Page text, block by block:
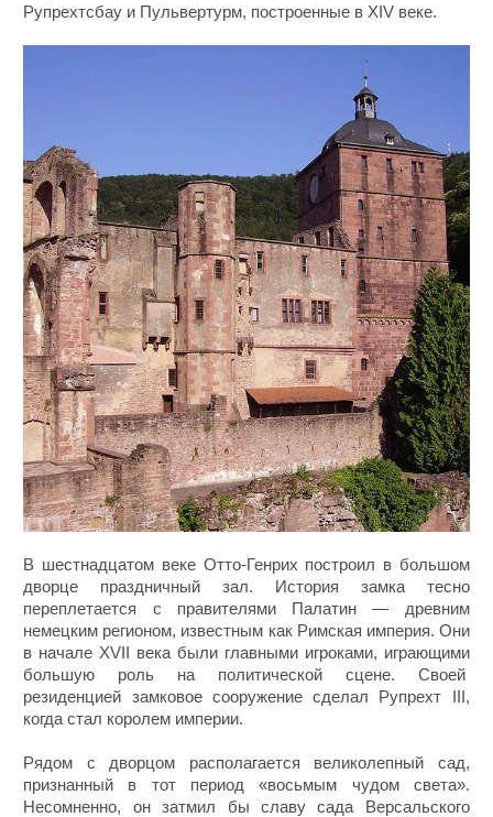
Рупрехтсбау и Пульвертурм, построенные в XIV веке.
В шестнадцатом веке Отто-Генрих построил в большом
дворце праздничный зал. История замка тесно
переплетается с правителями Палатин — древним
немецким регионом, известным как Римская империя. Они
в начале XVII века были главными игроками, играющими
большую роль на политической сцене. Своей
резиденцией замковое сооружение сделал Рупрехт III,
когда стал королем империи.
Рядом с дворцом располагается великолепный сад,
признанный в тот период «восьмым чудом света».
Несомненно, он затмил бы славу сада Версальского